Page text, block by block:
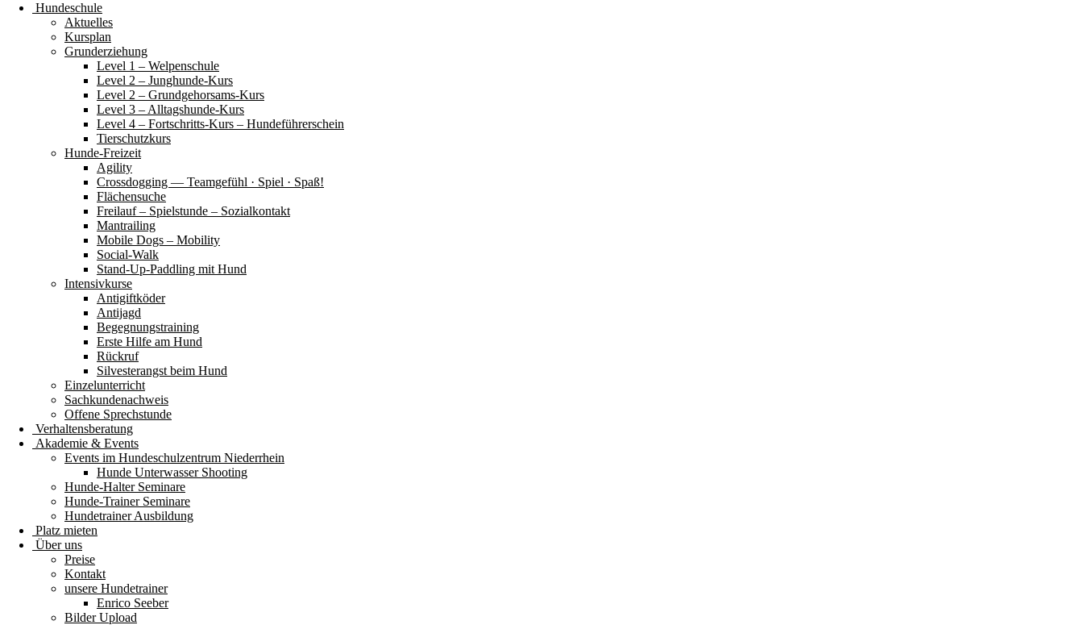
Hundeschule
Aktuelles
Kursplan
Grunderziehung
Level 1 – Welpenschule
Level 2 – Junghunde-Kurs
Level 2 – Grundgehorsams-Kurs
Level 3 – Alltagshunde-Kurs
Level 4 – Fortschritts-Kurs – Hundeführerschein
Tierschutzkurs
Hunde-Freizeit
Agility
Crossdogging — Teamgefühl · Spiel · Spaß!
Flächensuche
Freilauf – Spielstunde – Sozialkontakt
Mantrailing
Mobile Dogs – Mobility
Social-Walk
Stand-Up-Paddling mit Hund
Intensivkurse
Antigiftköder
Antijagd
Begegnungstraining
Erste Hilfe am Hund
Rückruf
Silvesterangst beim Hund
Einzelunterricht
Sachkundenachweis
Offene Sprechstunde
Verhaltensberatung
Akademie & Events
Events im Hundeschulzentrum Niederrhein
Hunde Unterwasser Shooting
Hunde-Halter Seminare
Hunde-Trainer Seminare
Hundetrainer Ausbildung
Platz mieten
Über uns
Preise
Kontakt
unsere Hundetrainer
Enrico Seeber
Bilder Upload